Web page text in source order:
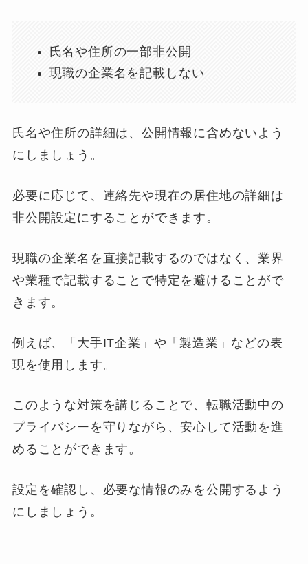
氏名や住所の一部非公開
現職の企業名を記載しない
氏名や住所の詳細は、公開情報に含めないよう
にしましょう。
必要に応じて、連絡先や現在の居住地の詳細は
非公開設定にすることができます。
現職の企業名を直接記載するのではなく、業界
や業種で記載することで特定を避けることがで
きます。
例えば、「大手IT企業」や「製造業」などの表
現を使用します。
このような対策を講じることで、転職活動中の
プライバシーを守りながら、安心して活動を進
めることができます。
設定を確認し、必要な情報のみを公開するよう
にしましょう。